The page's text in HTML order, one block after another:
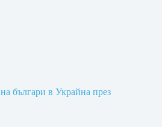
българи в Украйна през